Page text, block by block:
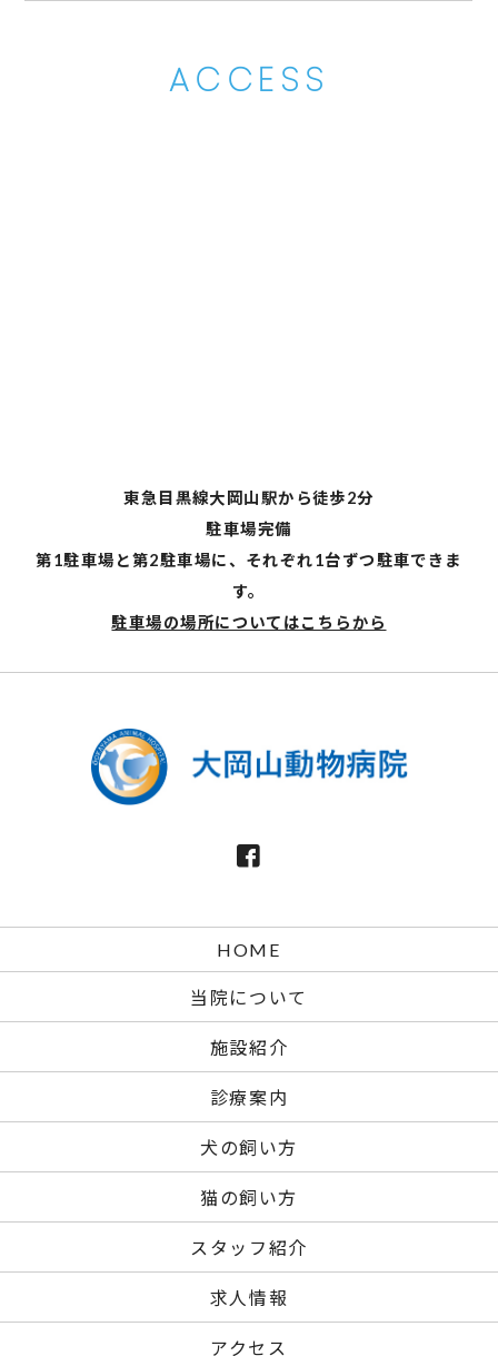
ACCESS
東急目黒線大岡山駅から徒歩2分
駐車場完備
第1駐車場と第2駐車場に、それぞれ1台ずつ駐車できま
す。
駐車場の場所についてはこちらから
HOME
当院について
施設紹介
診療案内
犬の飼い方
猫の飼い方
スタッフ紹介
求人情報
アクセス